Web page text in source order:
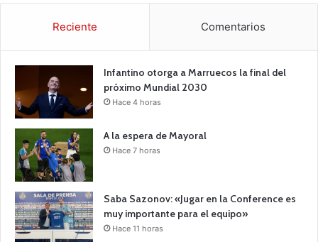
Reciente Comentarios
Infantino otorga a Marruecos la final del
próximo Mundial 2030
Hace 4 horas
A la espera de Mayoral
Hace 7 horas
Saba Sazonov: «Jugar en la Conference es
muy importante para el equipo»
Hace 11 horas